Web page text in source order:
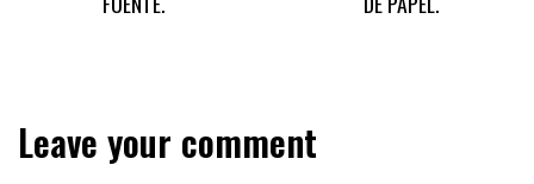
Leave your comment